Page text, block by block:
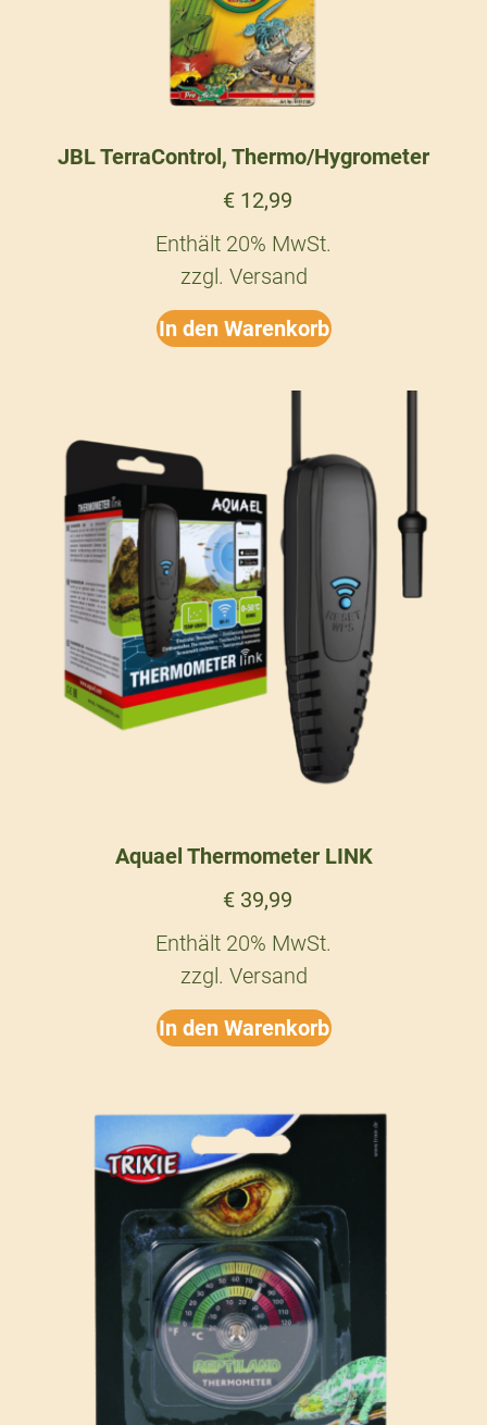
JBL TerraControl, Thermo/Hygrometer
€12,99
Enthält 20% MwSt.
zzgl. Versand
In den Warenkorb
Aquael Thermometer LINK
€39,99
Enthält 20% MwSt.
zzgl. Versand
In den Warenkorb